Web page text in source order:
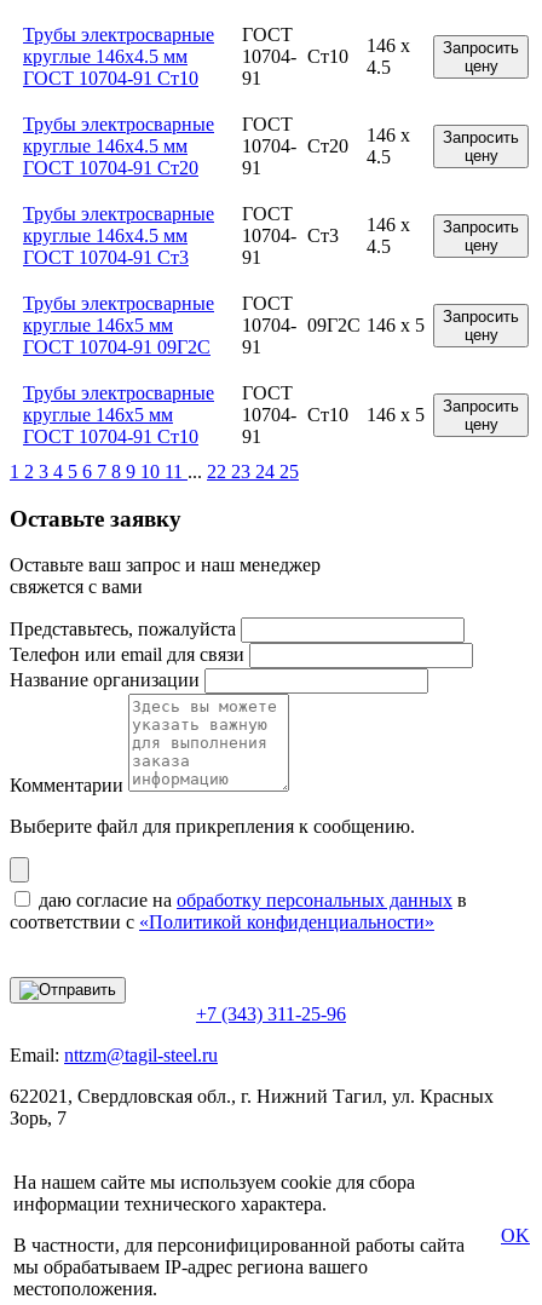
Трубы электросварные
круглые 146x4.5 мм
ГОСТ 10704-91 Ст10
ГОСТ
10704-
91
Ст10
146 x
4.5
Запросить
цену
Трубы электросварные
круглые 146x4.5 мм
ГОСТ 10704-91 Ст20
ГОСТ
10704-
91
Ст20
146 x
4.5
Запросить
цену
Трубы электросварные
круглые 146x4.5 мм
ГОСТ 10704-91 Ст3
ГОСТ
10704-
91
Ст3
146 x
4.5
Запросить
цену
Трубы электросварные
круглые 146x5 мм
ГОСТ 10704-91 09Г2С
ГОСТ
10704-
91
09Г2С 146 x 5
Запросить
цену
Трубы электросварные
круглые 146x5 мм
ГОСТ 10704-91 Ст10
ГОСТ
10704-
91
Ст10 146 x 5
Запросить
цену
1 2 3 4 5 6 7 8 9 10 11 ... 22 23 24 25
Оставьте заявку
Оставьте ваш запрос и наш менеджер
свяжется с вами
Представьтесь, пожалуйста
Телефон или email для связи
Название организации
Комментарии
Выберите файл для прикрепления к сообщению.
даю согласие на обработку персональных данных в
соответствии с «Политикой конфиденциальности»
+7 (343) 311-25-96
Email: nttzm@tagil-steel.ru
622021, Свердловская обл., г. Нижний Тагил, ул. Красных
Зорь, 7
На нашем сайте мы используем cookie для сбора
информации технического характера.
В частности, для персонифицированной работы сайта
мы обрабатываем IP-адрес региона вашего
местоположения.
OK